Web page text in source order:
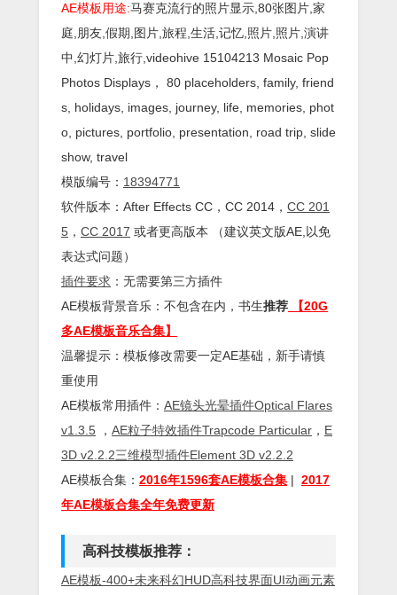
AE模板用途:马赛克流行的照片显示,80张图片,家
庭,朋友,假期,图片,旅程,生活,记忆,照片,照片,演讲
中,幻灯片,旅行,videohive 15104213 Mosaic Pop
Photos Displays， 80 placeholders, family, friend
s, holidays, images, journey, life, memories, phot
o, pictures, portfolio, presentation, road trip, slide
show, travel
模版编号： 18394771
软件版本： After Effects CC ，CC 2014， CC 201
5 ， CC 2017 或者更高版本 （建议英文版AE,以免
表达式问题）
插件要求 ：无需要第三方插件
AE模板背景音乐：不包含在内，书生推荐 【20G
多AE模板音乐合集】
温馨提示：模板修改需要一定AE基础，新手请慎
重使用
AE模板常用插件： AE镜头光晕插件Optical Flares
v1.3.5 ， AE粒子特效插件Trapcode Particular ， E
3D v2.2.2三维模型插件Element 3D v2.2.2
AE模板合集： 2016年1596套AE模板合集 | 2017
年AE模板合集全年免费更新
高科技模板推荐：
AE模板-400+未来科幻HUD高科技界面UI动画元素